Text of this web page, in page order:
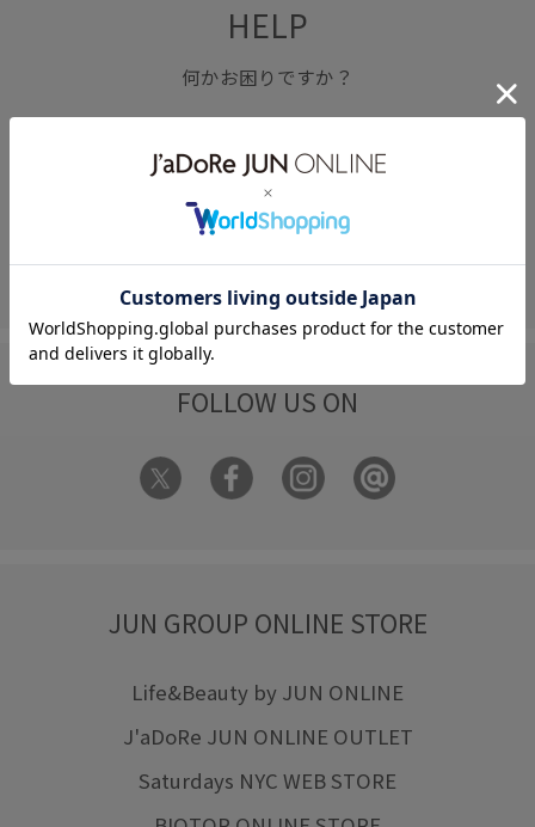
HELP
何かお困りですか？
FAQ
お問い合わせ
フォーム
FOLLOW US ON
JUN GROUP ONLINE STORE
Life&Beauty by JUN ONLINE
J'aDoRe JUN ONLINE OUTLET
Saturdays NYC WEB STORE